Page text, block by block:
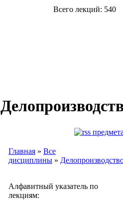
Всего лекций: 540
Главная » Все
дисциплины »
Алфавитный указатель по
лекциям: